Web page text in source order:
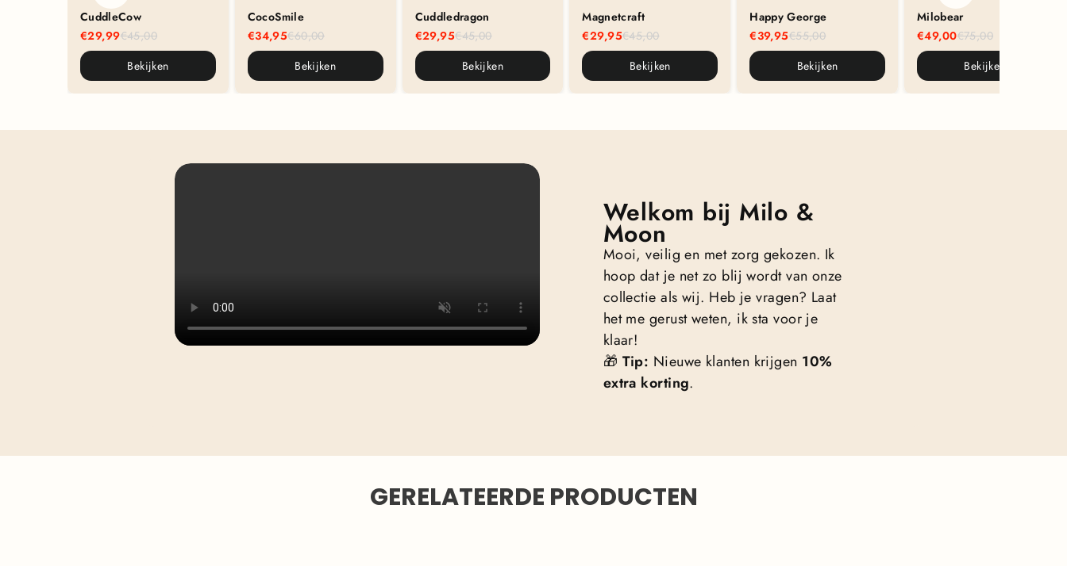
CuddleCow
€29,99€45,00
Bekijken
CocoSmile
€34,95€60,00
Bekijken
Cuddledragon
€29,95€45,00
Bekijken
Magnetcraft
€29,95€45,00
Bekijken
Happy George
€39,95€55,00
Bekijken
Milobear
€49,00€75,00
Bekijken
Welkom bij Milo &
Moon
Mooi, veilig en met zorg gekozen. Ik
hoop dat je net zo blij wordt van onze
collectie als wij. Heb je vragen? Laat
het me gerust weten, ik sta voor je
klaar!
🎁 Tip: Nieuwe klanten krijgen 10%
extra korting.
GERELATEERDE PRODUCTEN